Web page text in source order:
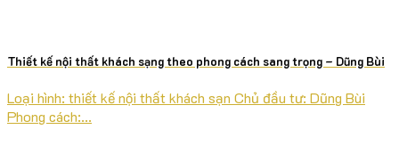
Thiết kế nội thất khách sạng theo phong cách sang trọng – Dũng Bùi
Loại hình: thiết kế nội thất khách sạn Chủ đầu tư: Dũng Bùi
Phong cách:...